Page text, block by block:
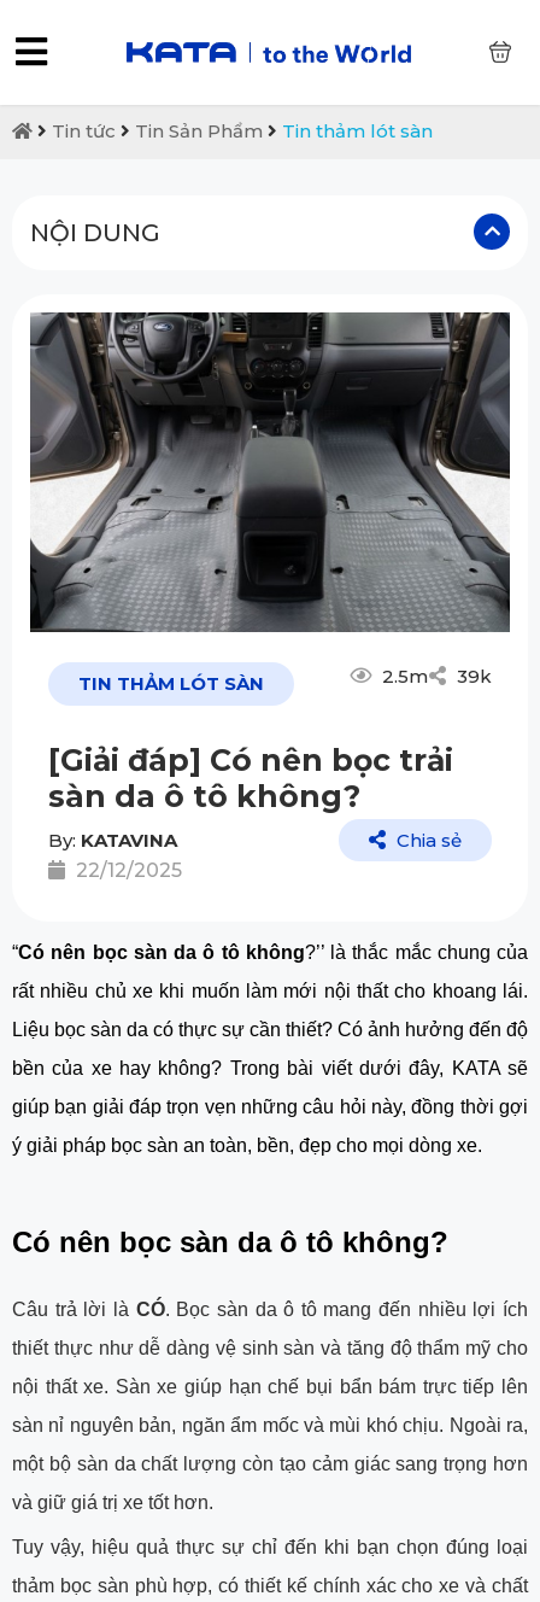
Tin tức Tin Sản Phẩm Tin thảm lót sàn
NỘI DUNG
TIN THẢM LÓT SÀN 2.5m 39k
[Giải đáp] Có nên bọc trải
sàn da ô tô không?
By: KATAVINA
22/12/2025
Chia sẻ
“Có nên bọc sàn da ô tô không?’’ là thắc mắc chung của
rất nhiều chủ xe khi muốn làm mới nội thất cho khoang lái.
Liệu bọc sàn da có thực sự cần thiết? Có ảnh hưởng đến độ
bền của xe hay không? Trong bài viết dưới đây, KATA sẽ
giúp bạn giải đáp trọn vẹn những câu hỏi này, đồng thời gợi
ý giải pháp bọc sàn an toàn, bền, đẹp cho mọi dòng xe.
Có nên bọc sàn da ô tô không?
Câu trả lời là CÓ. Bọc sàn da ô tô mang đến nhiều lợi ích
thiết thực như dễ dàng vệ sinh sàn và tăng độ thẩm mỹ cho
nội thất xe. Sàn xe giúp hạn chế bụi bẩn bám trực tiếp lên
sàn nỉ nguyên bản, ngăn ẩm mốc và mùi khó chịu. Ngoài ra,
một bộ sàn da chất lượng còn tạo cảm giác sang trọng hơn
và giữ giá trị xe tốt hơn.
Tuy vậy, hiệu quả thực sự chỉ đến khi bạn chọn đúng loại
thảm bọc sàn phù hợp, có thiết kế chính xác cho xe và chất